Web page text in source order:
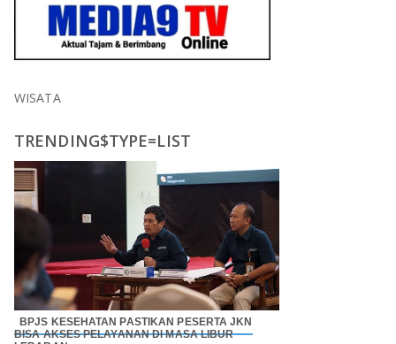
WISATA
TRENDING$TYPE=LIST
BPJS KESEHATAN PASTIKAN PESERTA JKN
BISA AKSES PELAYANAN DI MASA LIBUR